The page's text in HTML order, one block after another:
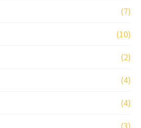
(7)
(10)
(2)
(4)
(4)